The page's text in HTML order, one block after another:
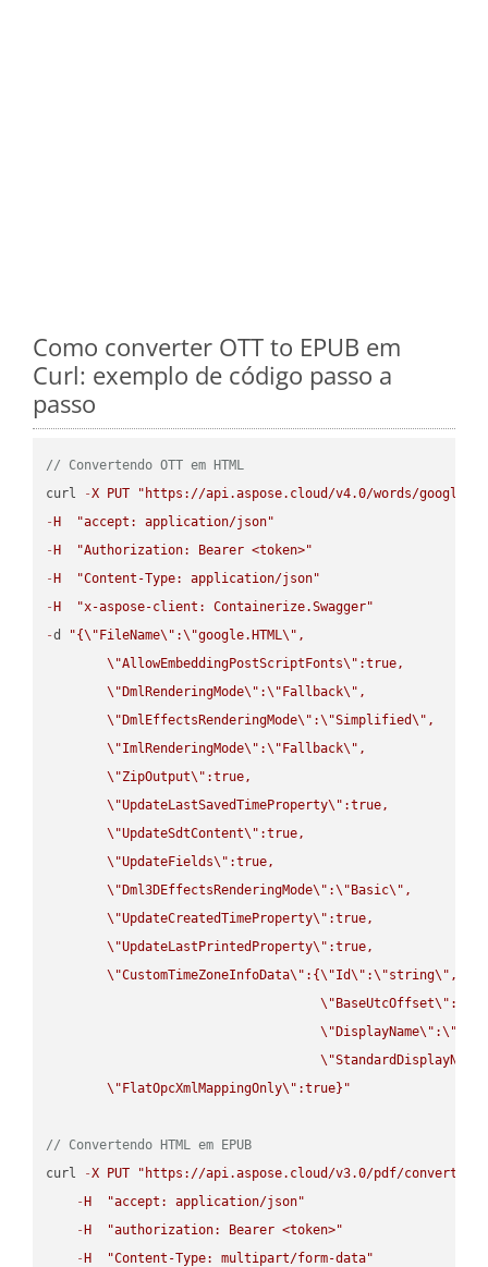
Como converter OTT to EPUB em
Curl: exemplo de código passo a
passo
// Convertendo OTT em HTML
curl
-X PUT
"https://api.aspose.cloud/v4.0/words/
- H
"accept: application/json"
- H
"Authorization: Bearer <token>"
- H
"Content-Type: application/json"
- H
"x-aspose-client: Containerize.Swagger"
-d "{\" FileName\" :\"google.HTML\" ,
\"AllowEmbeddingPostScriptFonts\" :true,
\" DmlRenderingMode\" :\" Fallback\" ,
\" DmlEffectsRenderingMode\" :\"Simplified\" ,
\"ImlRenderingMode\" :\" Fallback\" ,
\"ZipOutput\" :true,
\"UpdateLastSavedTimeProperty\" :true,
\"UpdateSdtContent\" :true,
\"UpdateFields\" :true,
\" Dml3DEffectsRenderingMode\" :\" Basic\" ,
\"UpdateCreatedTimeProperty\" :true,
\"UpdateLastPrintedProperty\" :true,
\"CustomTimeZoneInfoData\" :{\"Id\" :\"string\" ,
\" BaseUtcOffset\" :
\" DisplayName\" :\"
\"StandardDisplayName
\" FlatOpcXmlMappingOnly\" :true}"
// Convertendo HTML em EPUB
curl
-X PUT
"https://api.aspose.cloud/v3.0/pdf/convert/
- H
"accept: application/json"
- H
"authorization: Bearer <token>"
- H
"Content-Type: multipart/form-data"